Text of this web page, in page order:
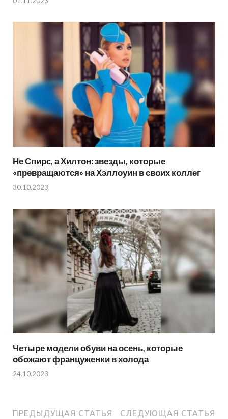
Не Спирс, а Хилтон: звезды, которые
«превращаются» на Хэллоуин в своих коллег
30.10.2023
Четыре модели обуви на осень, которые
обожают француженки в холода
24.10.2023
ПРЕДЫДУЩАЯ СТАТЬЯ СЛЕДУЮЩАЯ СТАТЬЯ